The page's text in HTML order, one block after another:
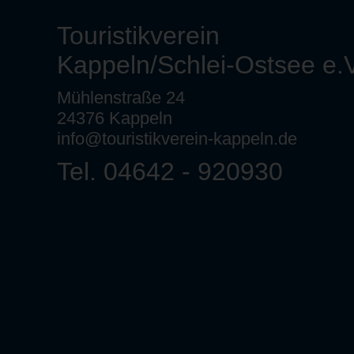
Touristikverein
Kappeln/Schlei-Ostsee
Mühlenstraße 24
24376 Kappeln
info@touristikverein-kappeln.de
Tel. 04642 - 920930